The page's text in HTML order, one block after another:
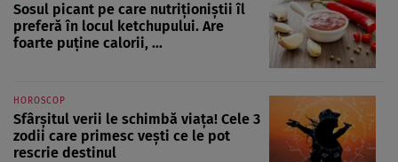
Sosul picant pe care nutriționiștii îl
preferă în locul ketchupului. Are
foarte puține calorii, ...
HOROSCOP
Sfârșitul verii le schimbă viața! Cele 3
zodii care primesc vești ce le pot
rescrie destinul